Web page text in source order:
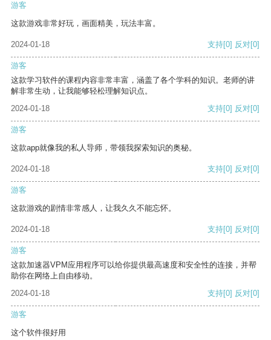
游客
这款游戏非常好玩，画面精美，玩法丰富。
2024-01-18 支持[0] 反对[0]
游客
这款学习软件的课程内容非常丰富，涵盖了各个学科的知识。老师的讲
解非常生动，让我能够轻松理解知识点。
2024-01-18
支持[0] 反对[0]
游客
这款app就像我的私人导师，带领我探索知识的奥秘。
2024-01-18 支持[0] 反对[0]
游客
这款游戏的剧情非常感人，让我久久不能忘怀。
2024-01-18 支持[0] 反对[0]
游客
这款加速器VPM应用程序可以给你提供最高速度和安全性的连接，并帮
助你在网络上自由移动。
2024-01-18
支持[0] 反对[0]
游客
这个软件很好用